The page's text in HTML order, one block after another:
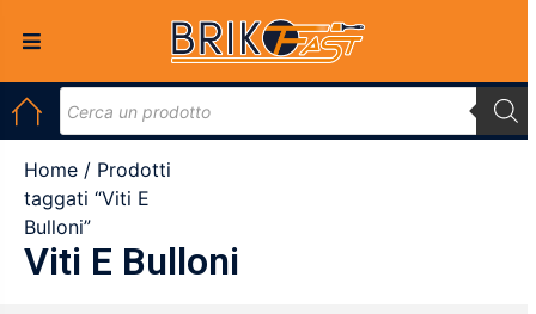
Home / Prodotti
taggati “Viti E
Bulloni”
Viti E Bulloni